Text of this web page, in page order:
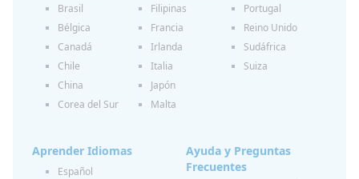
Brasil
Bélgica
Canadá
Chile
China
Corea del Sur
Filipinas
Francia
Irlanda
Italia
Japón
Malta
Portugal
Reino Unido
Sudáfrica
Suiza
Aprender Idiomas
Español
Ayuda y Preguntas
Frecuentes